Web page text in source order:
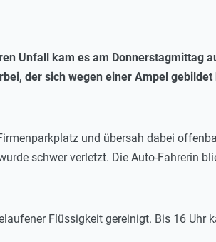
Unfall kam es am Donnerstagmittag
der sich wegen einer Ampel
und übersah dabei
schwer verletzt. Die Auto-Fahrerin
Flüssigkeit gereinigt. Bis 16 Uhr